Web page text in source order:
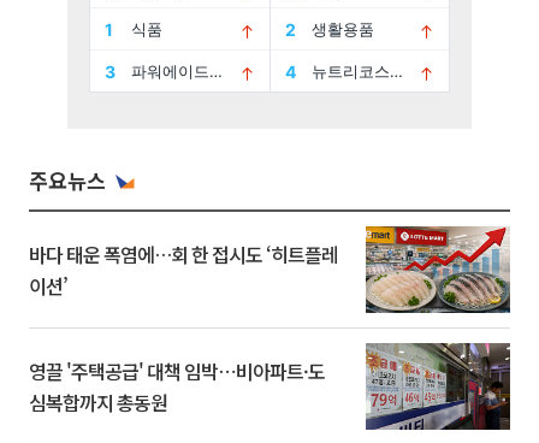
주요뉴스
바다 태운 폭염에…회 한 접시도 ‘히트플레
이션’
영끌 '주택공급' 대책 임박⋯비아파트·도
심복합까지 총동원